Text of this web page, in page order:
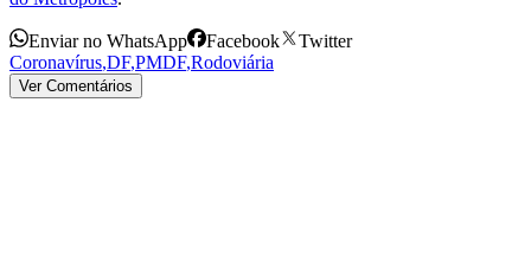
Enviar no WhatsApp Facebook
Twitter
Coronavírus,DF,PMDF,Rodoviária
Ver Comentários